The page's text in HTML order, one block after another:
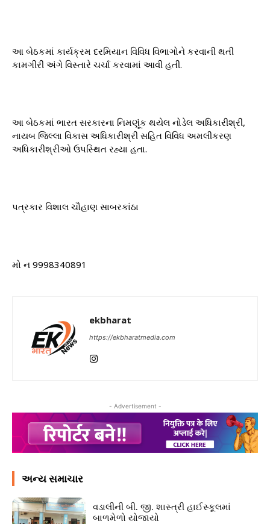
આ બેઠકમાં કાર્યક્રમ દરમિયાન વિવિધ વિભાગોને કરવાની થતી
કામગીરી અંગે વિસ્તારે ચર્ચા કરવામાં આવી હતી.
આ બેઠકમાં ભારત સરકારના નિમણૂંક થયેલ નોડેલ અધિકારીશ્રી,
નાયબ જિલ્લા વિકાસ અધિકારીશ્રી સહિત વિવિધ અમલીકરણ
અધિકારીશ્રીઓ ઉપસ્થિત રહ્યા હતા.
પત્રકાર વિશાલ ચૌહાણ સાબરકાંઠા
મો ન 9998340891
ekbharat
https://ekbharatmedia.com
- Advertisement -
અન્ય સમાચાર
વડાલીની બી. જી. શાસ્ત્રી હાઈસ્કૂલમાં
બાળમેળો યોજાયો